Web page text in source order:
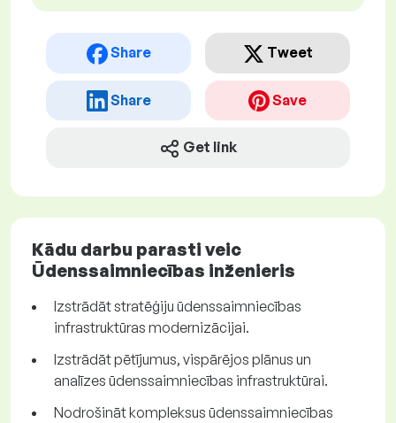
Share Tweet
Share Save
Get link
Kādu darbu parasti veic
Ūdenssaimniecības inženieris
Izstrādāt stratēģiju ūdenssaimniecības
infrastruktūras modernizācijai.
Izstrādāt pētījumus, vispārējos plānus un
analīzes ūdenssaimniecības infrastruktūrai.
Nodrošināt kompleksus ūdenssaimniecības